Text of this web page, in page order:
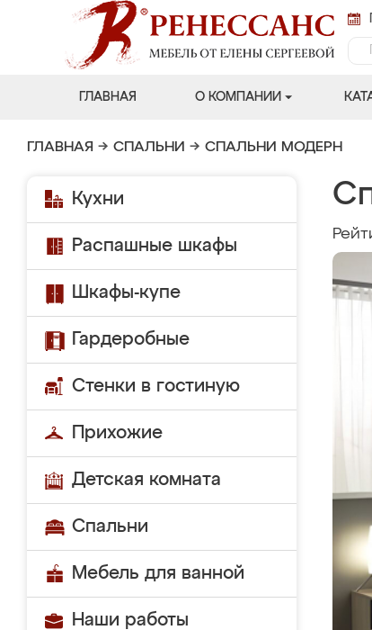
ГЛАВНАЯ О КОМПАНИИ
ГЛАВНАЯ → СПАЛЬНИ → СПАЛЬНИ МОДЕРН
Кухни
Распашные шкафы
Шкафы-купе
Гардеробные
Стенки в гостиную
Прихожие
Детская комната
Спальни
Мебель для ванной
Наши работы